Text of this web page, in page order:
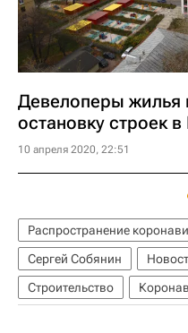
Девелоперы жилья
остановку строек
10 апреля 2020, 22:51
Распространение
Сергей Собянин
Строительство